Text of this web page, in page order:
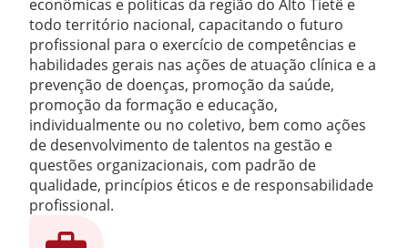
econômicas e políticas da região do Alto Tietê e
todo território nacional, capacitando o futuro
profissional para o exercício de competências e
habilidades gerais nas ações de atuação clínica e a
prevenção de doenças, promoção da saúde,
promoção da formação e educação,
individualmente ou no coletivo, bem como ações
de desenvolvimento de talentos na gestão e
questões organizacionais, com padrão de
qualidade, princípios éticos e de responsabilidade
profissional.